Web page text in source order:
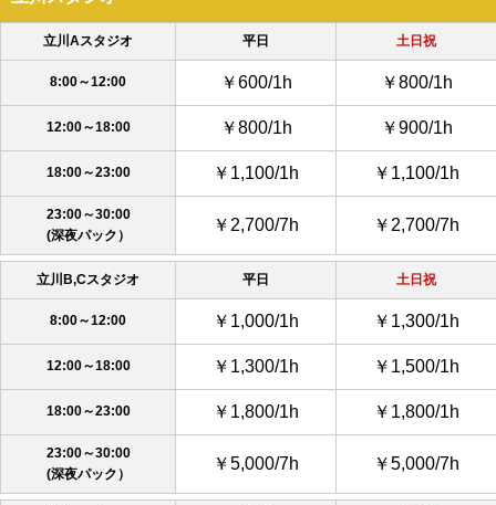
立川Aスタジオ 平日 土日祝
8:00～12:00 ￥600/1h ￥800/1h
12:00～18:00 ￥800/1h ￥900/1h
18:00～23:00 ￥1,100/1h ￥1,100/1h
23:00～30:00
(深夜パック）
￥2,700/7h ￥2,700/7h
立川B,Cスタジオ 平日 土日祝
8:00～12:00 ￥1,000/1h ￥1,300/1h
12:00～18:00 ￥1,300/1h ￥1,500/1h
18:00～23:00 ￥1,800/1h ￥1,800/1h
23:00～30:00
(深夜パック）
￥5,000/7h ￥5,000/7h